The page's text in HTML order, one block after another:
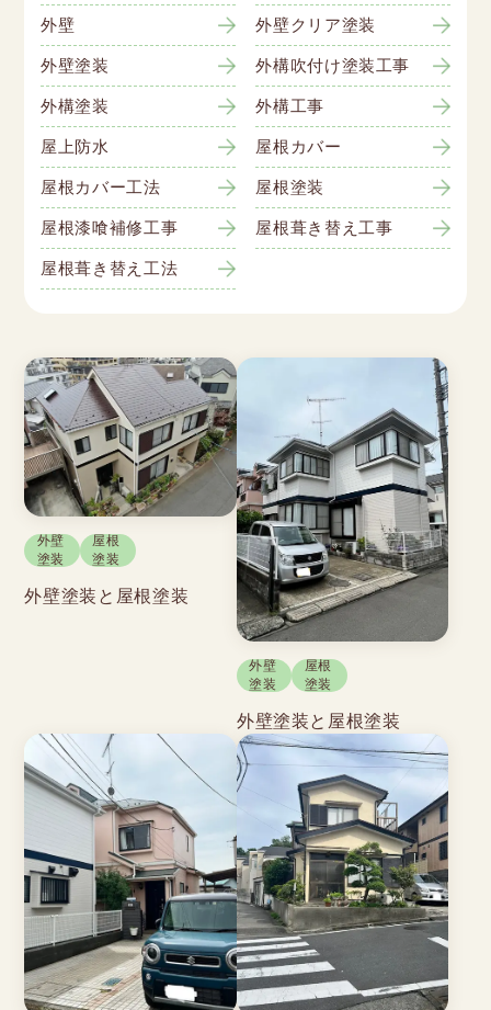
外壁
外壁クリア塗装
外壁塗装
外構吹付け塗装工事
外構塗装
外構工事
屋上防水
屋根カバー
屋根カバー工法
屋根塗装
屋根漆喰補修工事
屋根葺き替え工事
屋根葺き替え工法
外壁
塗装
屋根
塗装
外壁塗装と屋根塗装
外壁
塗装
屋根
塗装
外壁塗装と屋根塗装